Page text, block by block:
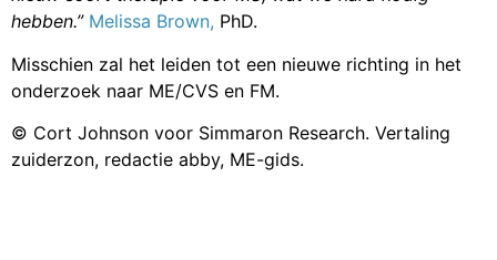
hebben.” Melissa Brown, PhD.
Misschien zal het leiden tot een nieuwe richting in het
onderzoek naar ME/CVS en FM.
© Cort Johnson voor Simmaron Research. Vertaling
zuiderzon, redactie abby, ME-gids.